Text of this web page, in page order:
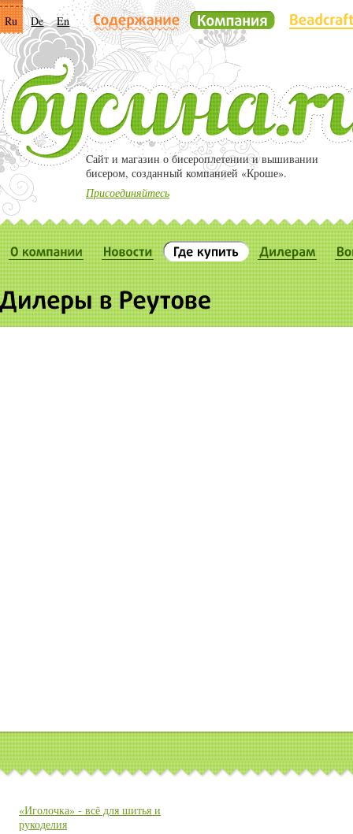
Ru De En
Cайт и магазин о бисероплетении и вышивании
бисером, созданный компанией «Кроше».
Присоединяйтесь
«Иголочка» - всё для шитья и
рукоделия